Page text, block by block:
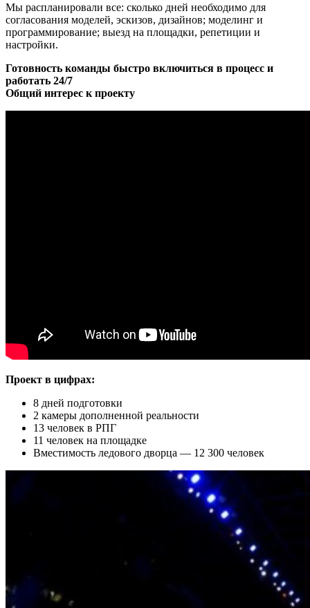
Мы распланировали все: сколько дней необходимо для
согласования моделей, эскизов, дизайнов; моделинг и
программирование; выезд на площадки, репетиции и
настройки.
Готовность команды быстро включиться в процесс и
работать 24/7
Общий интерес к проекту
Проект в цифрах:
8 дней подготовки
2 камеры дополненной реальности
13 человек в РПГ
11 человек на площадке
Вместимость ледового дворца — 12 300 человек